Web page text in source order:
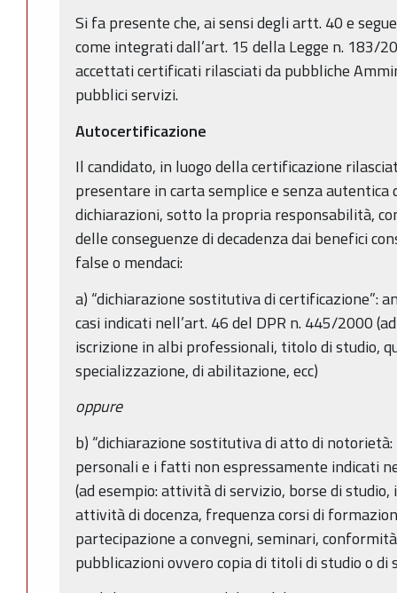
Si fa presente che, ai sensi degli artt. 40 e
come integrati dall’art. 15 della Legge n. 183/
accettati certificati rilasciati da pubbliche
pubblici servizi.
Autocertificazione
Il candidato, in luogo della certificazione
presentare in carta semplice e senza
dichiarazioni, sotto la propria responsabilità,
delle conseguenze di decadenza dai benefici
false o mendaci:
a) “dichiarazione sostitutiva di certificazione”:
casi indicati nell’art. 46 del DPR n. 445/2000
iscrizione in albi professionali, titolo di studio,
specializzazione, di abilitazione, ecc)
oppure
b) “dichiarazione sostitutiva di atto di
personali e i fatti non espressamente indicati
(ad esempio: attività di servizio, borse di
attività di docenza, frequenza corsi di
partecipazione a convegni, seminari,
pubblicazioni ovvero copia di titoli di studio o di